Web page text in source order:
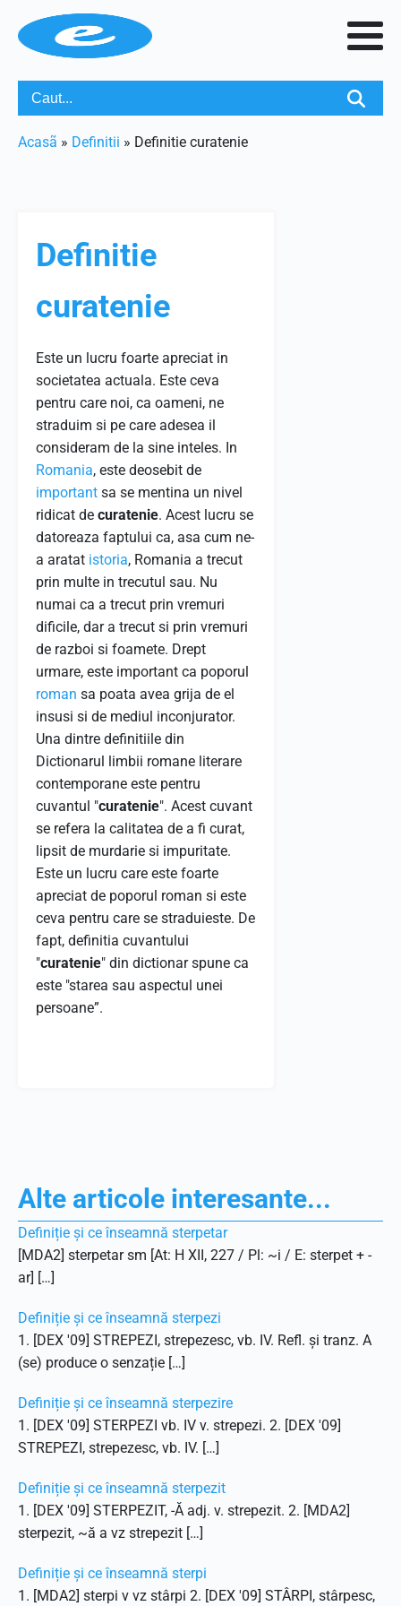
Acasã » Definitii » Definitie curatenie
Definitie
curatenie
Este un lucru foarte apreciat in
societatea actuala. Este ceva
pentru care noi, ca oameni, ne
straduim si pe care adesea il
consideram de la sine inteles. In
Romania, este deosebit de
important sa se mentina un nivel
ridicat de curatenie. Acest lucru se
datoreaza faptului ca, asa cum ne-
a aratat istoria, Romania a trecut
prin multe in trecutul sau. Nu
numai ca a trecut prin vremuri
dificile, dar a trecut si prin vremuri
de razboi si foamete. Drept
urmare, este important ca poporul
roman sa poata avea grija de el
insusi si de mediul inconjurator.
Una dintre definitiile din
Dictionarul limbii romane literare
contemporane este pentru
cuvantul "curatenie". Acest cuvant
se refera la calitatea de a fi curat,
lipsit de murdarie si impuritate.
Este un lucru care este foarte
apreciat de poporul roman si este
ceva pentru care se straduieste. De
fapt, definitia cuvantului
"curatenie" din dictionar spune ca
este "starea sau aspectul unei
persoane”.
Alte articole interesante...
Definiție și ce înseamnă sterpetar
[MDA2] sterpetar sm [At: H XII, 227 / Pl: ~i / E: sterpet + -
ar] […]
Definiție și ce înseamnă sterpezi
1. [DEX '09] STREPEZI, strepezesc, vb. IV. Refl. și tranz. A
(se) produce o senzație […]
Definiție și ce înseamnă sterpezire
1. [DEX '09] STERPEZI vb. IV v. strepezi. 2. [DEX '09]
STREPEZI, strepezesc, vb. IV. […]
Definiție și ce înseamnă sterpezit
1. [DEX '09] STERPEZIT, -Ă adj. v. strepezit. 2. [MDA2]
sterpezit, ~ă a vz strepezit […]
Definiție și ce înseamnă sterpi
1. [MDA2] sterpi v vz stârpi 2. [DEX '09] STÂRPI, stârpesc,